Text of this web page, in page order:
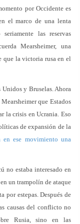
por Occidente es
el marco de una lenta
las reservas
Mearsheimer, una
que la victoria rusa en el
Unidos y Bruselas. Ahora
que Estados
la crisis en Ucrania. Eso
de expansión de la
en ese movimiento una
no estaba interesado en
un trampolín de ataque
por estepas. Después de
causas del conflicto no
Rusia, sino en las